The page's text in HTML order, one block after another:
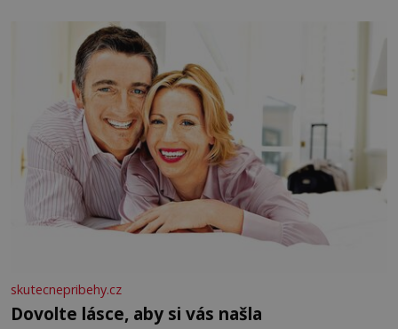
se na koloběžce a den zakončit poznáváním památek ve
Velkých Losinách nebo v termálním
skutecnepribehy.cz
Dovolte lásce, aby si vás našla